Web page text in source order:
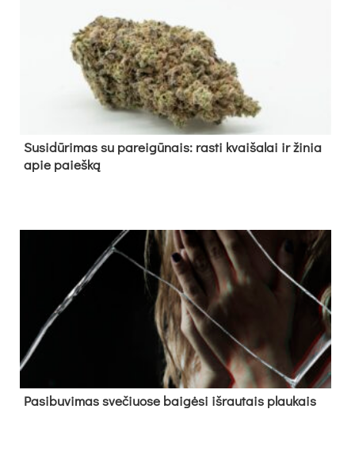
Su­si­dū­ri­mas su pa­rei­gū­nais: ras­ti kvai­ša­lai ir ži­nia
apie paieš­ką
Pa­si­bu­vi­mas sve­čiuo­se bai­gė­si iš­rau­tais plau­kais